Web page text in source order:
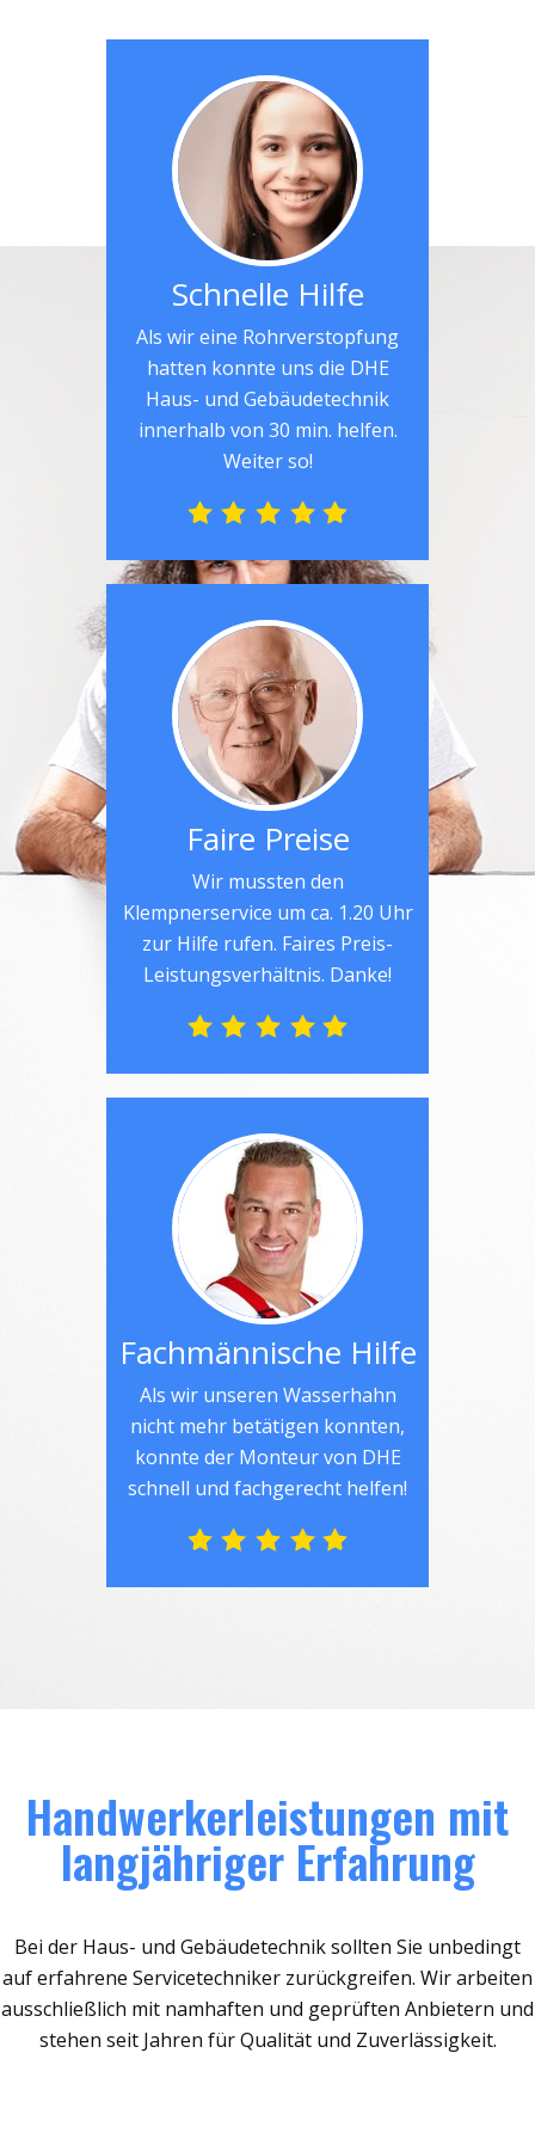
Schnelle Hilfe
Als wir eine Rohrverstopfung
hatten konnte uns die DHE
Haus- und Gebäudetechnik
innerhalb von 30 min. helfen.
Weiter so!
Faire Preise
Wir mussten den
Klempnerservice um ca. 1.20 Uhr
zur Hilfe rufen. Faires Preis-
Leistungsverhältnis. Danke!
Fachmännische Hilfe
Als wir unseren Wasserhahn
nicht mehr betätigen konnten,
konnte der Monteur von DHE
schnell und fachgerecht helfen!
Handwerkerleistungen mit
langjähriger Erfahrung
Bei der Haus- und Gebäudetechnik sollten Sie unbedingt
auf erfahrene Servicetechniker zurückgreifen. Wir arbeiten
ausschließlich mit namhaften und geprüften Anbietern und
stehen seit Jahren für Qualität und Zuverlässigkeit.